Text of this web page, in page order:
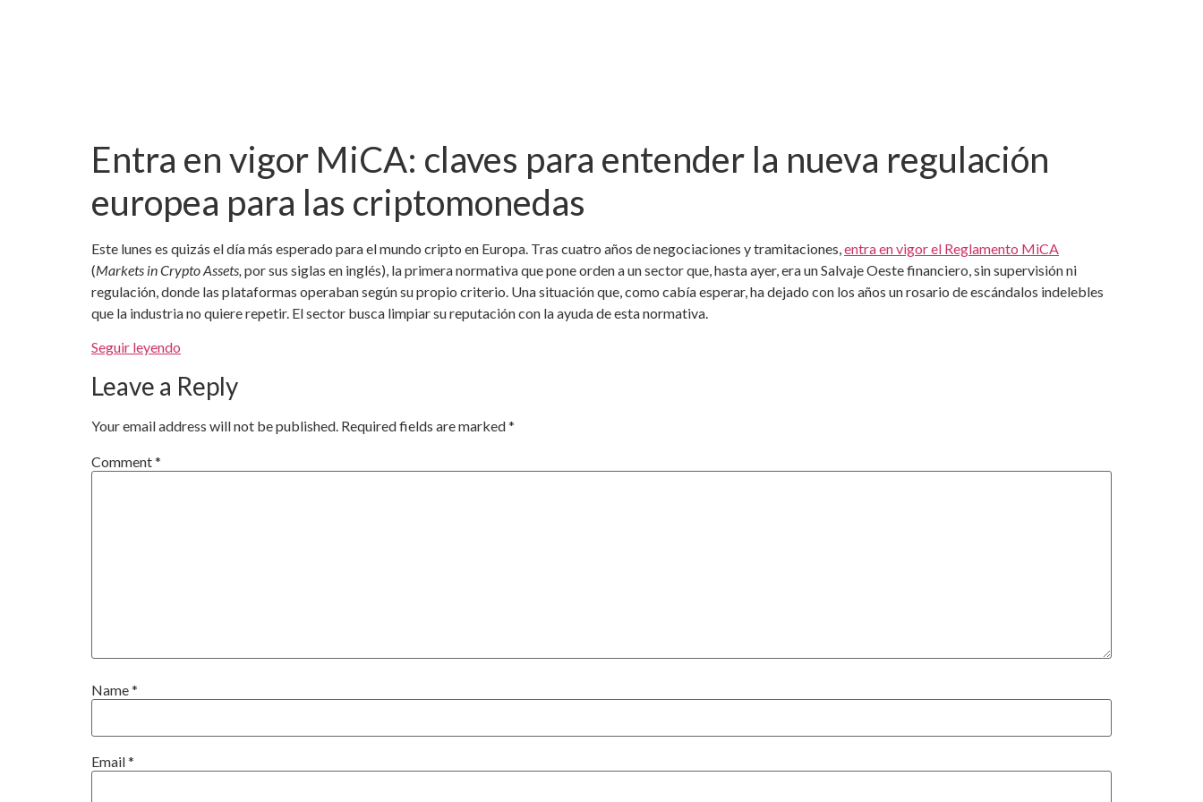
Entra en vigor MiCA: claves para entender la nueva regulación
europea para las criptomonedas
Este lunes es quizás el día más esperado para el mundo cripto en Europa. Tras cuatro años de negociaciones y tramitaciones,entra en vigor el Reglamento MiCA
(Markets in Crypto Assets, por sus siglas en inglés), la primera normativa que pone orden a un sector que, hasta ayer, era un Salvaje Oeste financiero, sin supervisión ni
regulación, donde las plataformas operaban según su propio criterio. Una situación que, como cabía esperar, ha dejado con los años un rosario de escándalos indelebles
que la industria no quiere repetir. El sector busca limpiar su reputación con la ayuda de esta normativa.
Seguir leyendo
Leave a Reply
Your email address will not be published. Required fields are marked*
Comment*
Name*
Email*